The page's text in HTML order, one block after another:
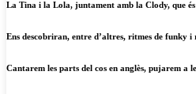
La Tina i la Lola, juntament amb la Clody, que
Ens descobriran, entre d’altres, ritmes de funky
Cantarem les parts del cos en anglès, pujarem a